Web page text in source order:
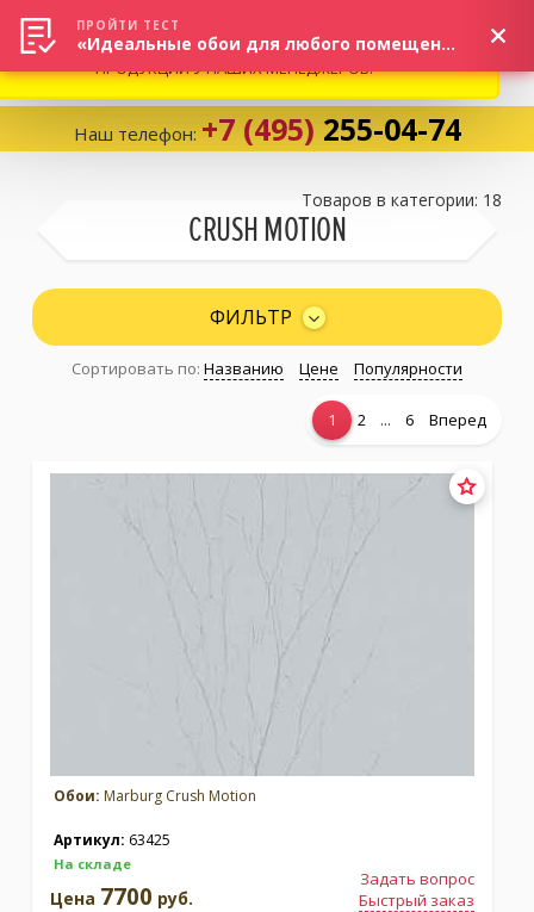
Избранное:0 товаров
Каталог
Личный кабинет
(сменить город)
Заказать обратный звонок
Наш телефон: +7 (495) 255-04-74
CRUSH MOTION
Товаров в категории: 18
ФИЛЬТР
Сортировать по: Названию Цене Популярности
1 2 ... 6 Вперед
Обои: Marburg Crush Motion
Артикул: 63425
На складе
Задать вопрос
Быстрый заказ
Цена 7700 руб.
ВНИМАНИЕ! В СВЯЗИ С СИТУАЦИЕЙ НА РЫНКЕ, ПРОСИМ
УТОЧНЯТЬ АКТУАЛЬНУЮ СТОИМОСТЬ И НАЛИЧИЕ
ПРОДУКЦИИ У НАШИХ МЕНЕДЖЕРОВ.
ПРОЙТИ ТЕСТ
«Идеальные обои для любого помещения!»